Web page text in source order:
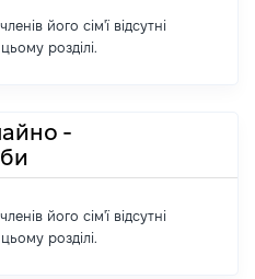
його сім'ї відсутні
розділі.
-
його сім'ї відсутні
розділі.